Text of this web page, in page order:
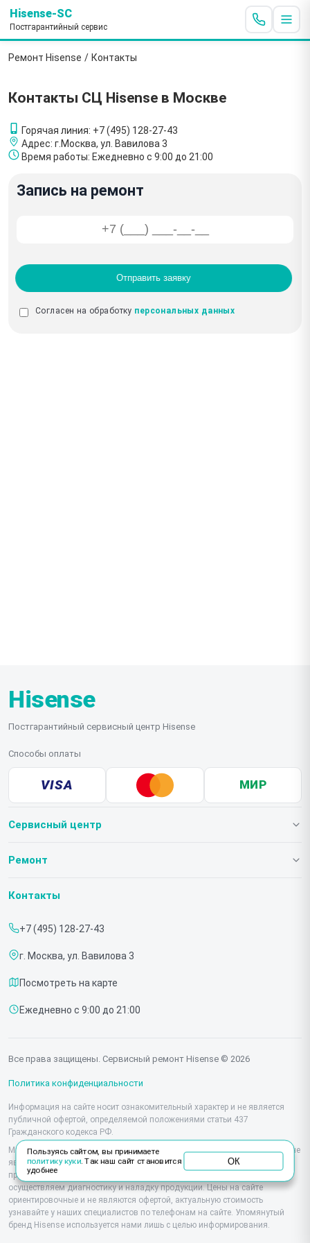
Hisense-SC
Постгарантийный сервис
Ремонт Hisense / Контакты
Контакты СЦ Hisense в Москве
Горячая линия: +7 (495) 128-27-43
Адрес: г.Москва, ул. Вавилова 3
Время работы: Ежедневно с 9:00 до 21:00
Запись на ремонт
Отправить заявку
Согласен на обработку персональных данных
Hisense
Постгарантийный сервисный центр Hisense
Способы оплаты
VISA МИР
Сервисный центр
О нашем сервисе
Срочный ремонт
Доставка и способы оплаты
Диагностика
Контакты
Ремонт
Телевизоров
Проекторов
Контакты
+7 (495) 128-27-43
г. Москва, ул. Вавилова 3
Посмотреть на карте
Ежедневно с 9:00 до 21:00
Все права защищены. Сервисный ремонт Hisense © 2026
Политика конфиденциальности
Информация на сайте носит ознакомительный характер и не является
публичной офертой, определяемой положениями статьи 437
Гражданского кодекса РФ.
Мы специализируемся на обслуживании и ремонте техники Hisense, но не
являемся их официальным представителем. Предоставляем
профессиональные услуги после истечения гарантии, а также
осуществляем диагностику и наладку продукции. Цены на сайте
ориентировочные и не являются офертой, актуальную стоимость
узнавайте у наших специалистов по телефонам на сайте. Упомянутый
бренд Hisense используется нами лишь с целью информирования.
Пользуясь сайтом, вы принимаете
политику куки. Так наш сайт становится
удобнее
ОК